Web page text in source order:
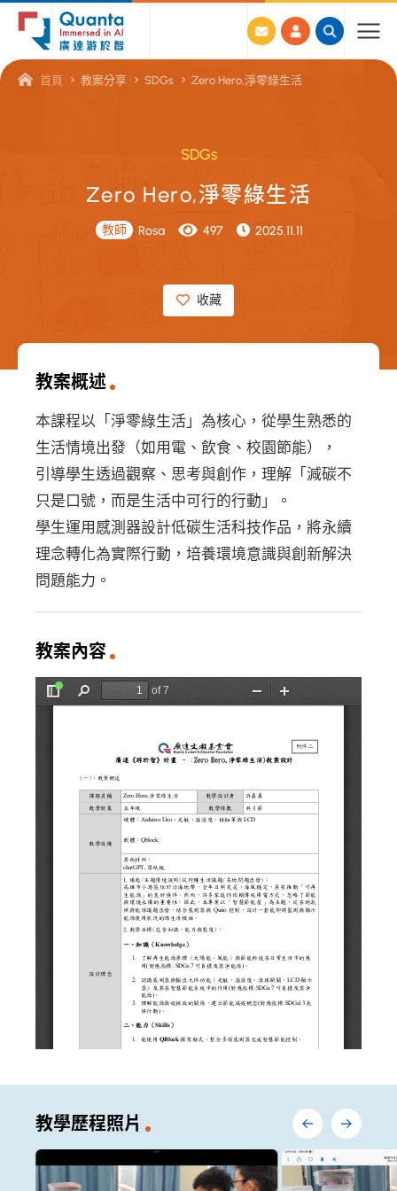
廣
達
平
首頁 教案分享 SDGs Zero Hero,淨零綠生活
SDGs
Zero Hero,淨零綠生活
教師 Rosa 497 2025.11.11
收藏
教案概述
本課程以「淨零綠生活」為核心，從學生熟悉的
生活情境出發（如用電、飲食、校園節能），
引導學生透過觀察、思考與創作，理解「減碳不
只是口號，而是生活中可行的行動」。
學生運用感測器設計低碳生活科技作品，將永續
理念轉化為實際行動，培養環境意識與創新解決
問題能力。
教案內容
教學歷程照片